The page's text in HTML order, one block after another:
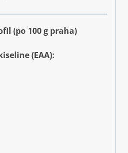
(po 100 g praha)
(EAA):